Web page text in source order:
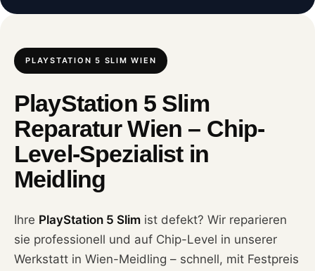
PLAYSTATION 5 SLIM WIEN
PlayStation 5 Slim
Reparatur Wien – Chip-
Level-Spezialist in
Meidling
Ihre PlayStation 5 Slim ist defekt? Wir reparieren
sie professionell und auf Chip-Level in unserer
Werkstatt in Wien-Meidling – schnell, mit Festpreis